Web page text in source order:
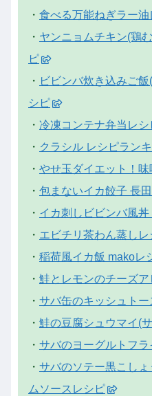
・ 食べる万能ねぎラー油
・ ヤンニョムチキン(鶏
ピ
・ ビビンバ炊き込みご
シピ
・ 冷凍コンテナ弁当レシ
・ クラシル レシピラン
・ やせ玉ダイエット！
・ 包まないイカ餃子 長
・ イカ刺しビビンバ風
・ エビチリ茶わん蒸しレ
・ 稲荷風イカ飯 makoレ
・ 鮭とレモンのチーズ
・ サバ缶のキッシュト
・ 鮭の豆腐シュウマイ(
・ サバのヨーグルトフ
・ サバのソテー黒こし
ムソースレシピ